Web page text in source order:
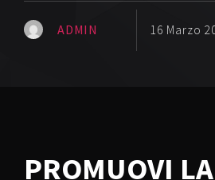
ADMIN 16 Marzo
PROMUOVI